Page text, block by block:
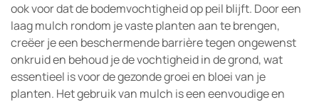
ook voor dat de bodemvochtigheid op peil blijft. Door een
laag mulch rondom je vaste planten aan te brengen,
creëer je een beschermende barrière tegen ongewenst
onkruid en behoud je de vochtigheid in de grond, wat
essentieel is voor de gezonde groei en bloei van je
planten. Het gebruik van mulch is een eenvoudige en